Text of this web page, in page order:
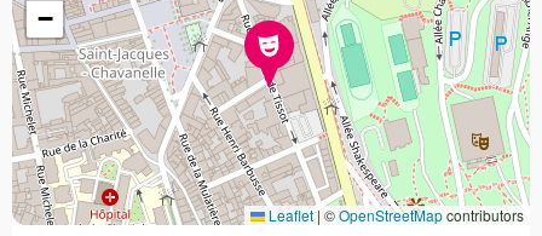
−
Leaflet |©OpenStreetMapcontributors